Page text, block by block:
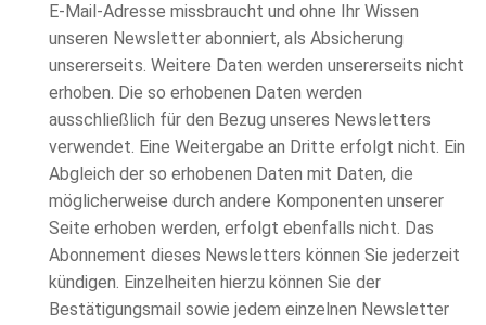
E-Mail-Adresse missbraucht und ohne Ihr Wissen
unseren Newsletter abonniert, als Absicherung
unsererseits. Weitere Daten werden unsererseits nicht
erhoben. Die so erhobenen Daten werden
ausschließlich für den Bezug unseres Newsletters
verwendet. Eine Weitergabe an Dritte erfolgt nicht. Ein
Abgleich der so erhobenen Daten mit Daten, die
möglicherweise durch andere Komponenten unserer
Seite erhoben werden, erfolgt ebenfalls nicht. Das
Abonnement dieses Newsletters können Sie jederzeit
kündigen. Einzelheiten hierzu können Sie der
Bestätigungsmail sowie jedem einzelnen Newsletter